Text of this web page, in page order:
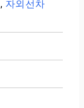
, 자외선차